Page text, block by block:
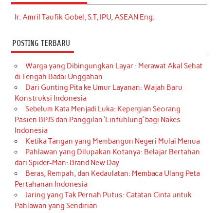
Ir. Amril Taufik Gobel, S.T, IPU, ASEAN Eng.
POSTING TERBARU
Warga yang Dibingungkan Layar : Merawat Akal Sehat
di Tengah Badai Unggahan
Dari Gunting Pita ke Umur Layanan: Wajah Baru
Konstruksi Indonesia
Sebelum Kata Menjadi Luka: Kepergian Seorang
Pasien BPJS dan Panggilan ‘Einfühlung’ bagi Nakes
Indonesia
Ketika Tangan yang Membangun Negeri Mulai Menua
Pahlawan yang Dilupakan Kotanya: Belajar Bertahan
dari Spider-Man: Brand New Day
Beras, Rempah, dan Kedaulatan: Membaca Ulang Peta
Pertahanan Indonesia
Jaring yang Tak Pernah Putus: Catatan Cinta untuk
Pahlawan yang Sendirian